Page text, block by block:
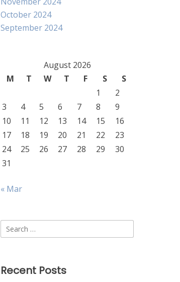
October 2024
September 2024
August 2026
M
T W T F S
S
1
2
3
4 5 6 7 8
9
10
11 12 13 14 15
16
17
18 19 20 21 22
23
24
25 26 27 28 29
30
31
« Mar
Search
for:
Recent Posts